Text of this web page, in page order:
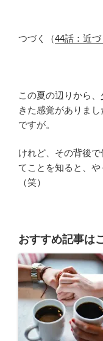
つづく（44話：近
この夏の辺りから
きた感覚がありま
ですが。
けれど、その背後
てことを知ると、
（笑）
おすすめ記事は